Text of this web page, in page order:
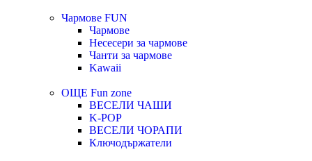
Чармове FUN
Чармове
Несесери за чармове
Чанти за чармове
Kawaii
ОЩЕ Fun zone
ВЕСЕЛИ ЧАШИ
K-POP
ВЕСЕЛИ ЧОРАПИ
Ключодържатели